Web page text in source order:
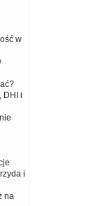
w
DHI i
i
na